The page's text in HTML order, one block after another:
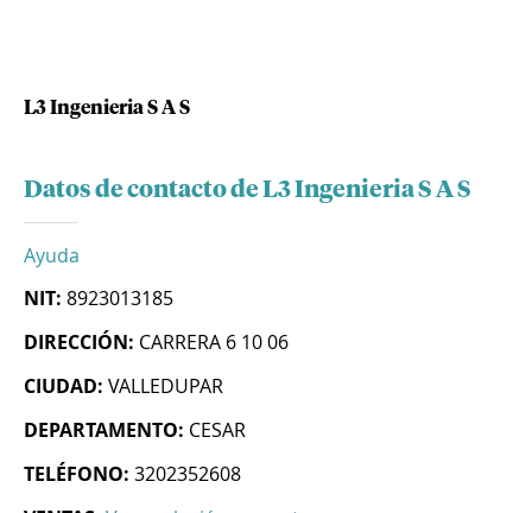
L3 Ingenieria S A S
Datos de contacto de L3 Ingenieria S A S
Ayuda
NIT: 8923013185
DIRECCIÓN: CARRERA 6 10 06
CIUDAD: VALLEDUPAR
DEPARTAMENTO: CESAR
TELÉFONO: 3202352608